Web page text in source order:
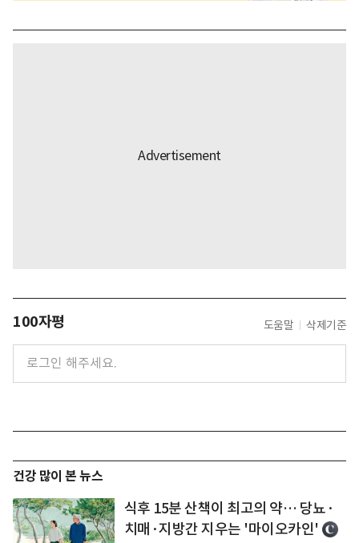
100자평 도움말 삭제기준
건강 많이 본 뉴스
식후 15분 산책이 최고의 약… 당뇨·
치매·지방간 지우는 '마이오카인'